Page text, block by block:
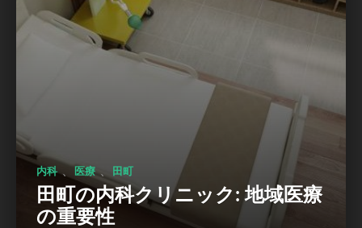
内科 医療 田町
田町の内科クリニック: 地域医療
の重要性